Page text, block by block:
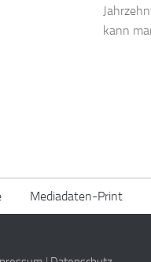
kann
Mediadaten-Print